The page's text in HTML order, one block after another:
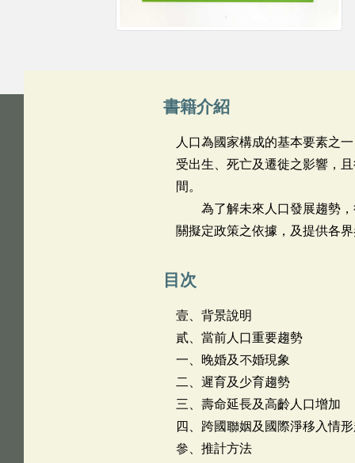
書籍介紹
人口為國家構成的基本要素之
受出生、死亡及遷徙之影響，
間。
為了解未來人口發展趨勢，
關擬定政策之依據，及提供各
目次
壹、背景說明
貳、當前人口重要趨勢
一、晚婚及不婚現象
二、遲育及少育趨勢
三、壽命延長及高齡人口增加
四、跨國聯姻及國際淨移入情
參、推計方法